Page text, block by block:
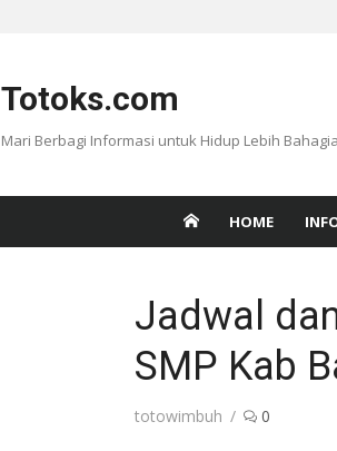
Totoks.com
Mari Berbagi Informasi untuk Hidup Lebih Bahagia
HOME
Jadwal
SMP Kab
Author
totowimbuh 0